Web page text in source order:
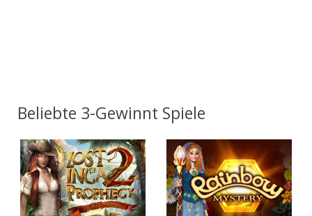
Beliebte 3-Gewinnt Spiele